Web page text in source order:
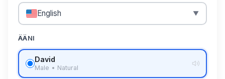
English ▼
ÄÄNI
David
Male • Natural